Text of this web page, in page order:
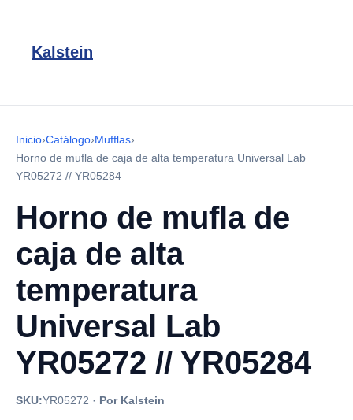
Kalstein
Inicio›Catálogo›Mufflas›
Horno de mufla de caja de alta temperatura Universal Lab
YR05272 // YR05284
Horno de mufla de
caja de alta
temperatura
Universal Lab
YR05272 // YR05284
SKU:YR05272 · Por Kalstein